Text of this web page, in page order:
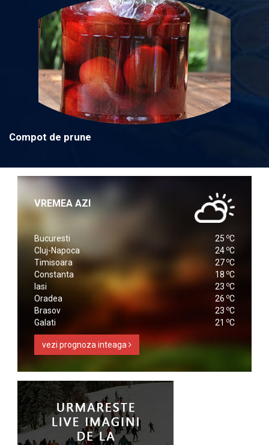
Compot de prune
VREMEA AZI
Bucuresti 25 oC
Cluj-Napoca
24 oC
Timisoara
27 oC
Constanta
18 oC
Iasi
23 oC
Oradea
26 oC
Brasov
23 oC
Galati
21 oC
vezi prognoza inteaga